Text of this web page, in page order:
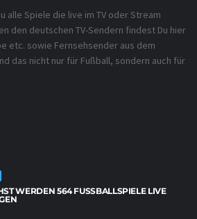
alle Spiele die live im TV oder Stream
den deutschen TV-Sendern findest Du hier
etc. sowie Fernsehsender aus dem
das nicht nur für Fußball, sondern auch für
WERDEN 564 FUSSBALLSPIELE LIVE Ü